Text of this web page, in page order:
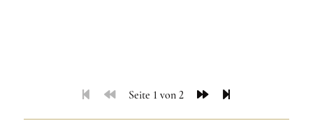
Seite 1 von 2